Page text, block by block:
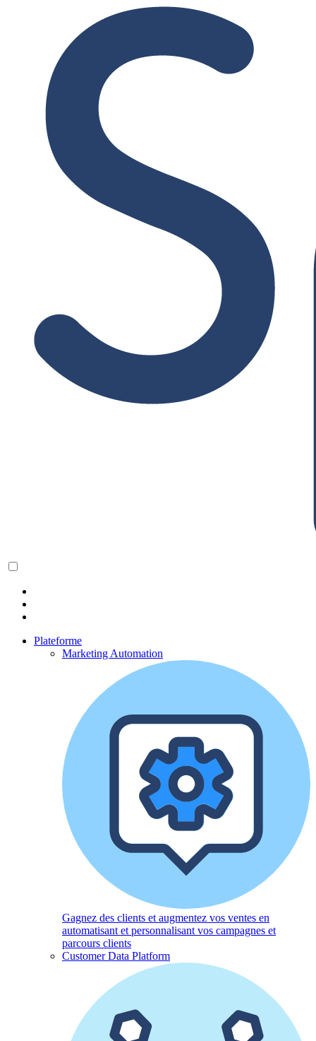
Plateforme
Marketing Automation
Gagnez des clients et augmentez vos ventes en
automatisant et personnalisant vos campagnes et
parcours clients
Customer Data Platform